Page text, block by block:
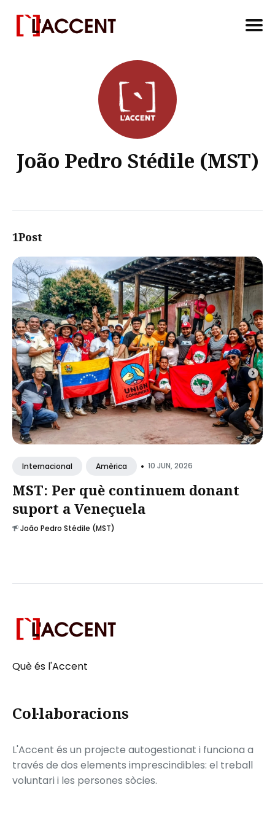
João Pedro Stédile (MST)
1Post
Internacional Amèrica • 10 JUN, 2026
MST: Per què continuem donant
suport a Veneçuela
João Pedro Stédile (MST)
Què és l'Accent
Col·laboracions
L'Accent és un projecte autogestionat i funciona a
través de dos elements imprescindibles: el treball
voluntari i les persones sòcies.